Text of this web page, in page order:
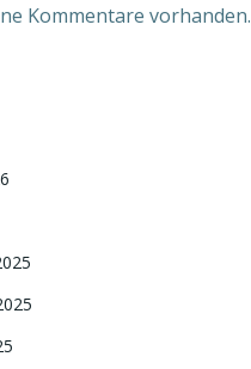
Kommentare vorhanden.